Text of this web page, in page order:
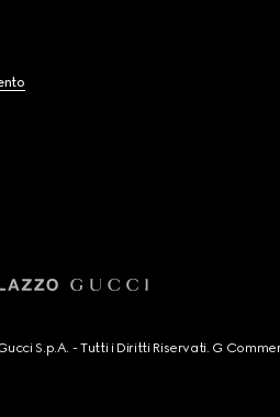
S.p.A. - Tutti i Diritti Riservati. G